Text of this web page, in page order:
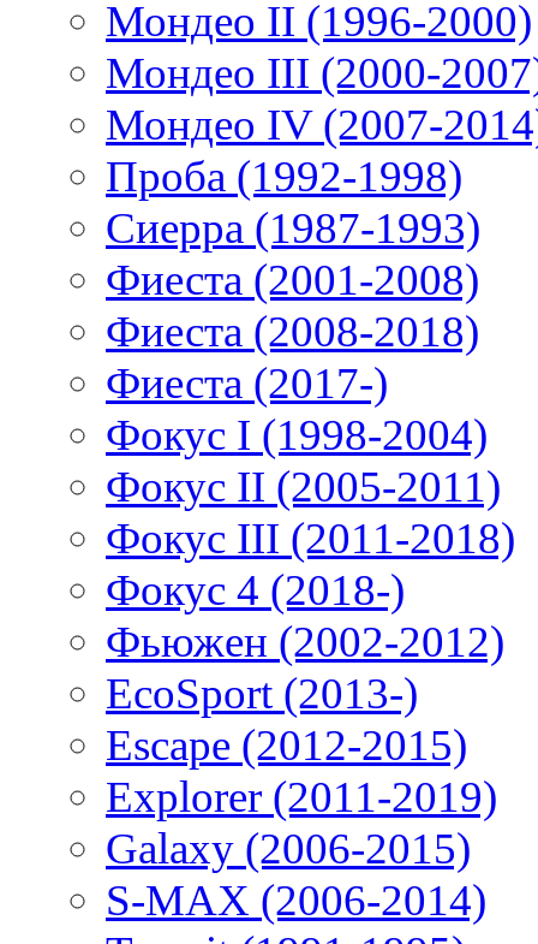
Мондео II (1996-2000)
Мондео III (2000-
Мондео IV (2007-
Проба (1992-1998)
Сиерра (1987-1993)
Фиеста (2001-2008)
Фиеста (2008-2018)
Фиеста (2017-)
Фокус I (1998-2004)
Фокус II (2005-2011)
Фокус III (2011-2018)
Фокус 4 (2018-)
Фьюжен (2002-2012)
EcoSport (2013-)
Escape (2012-2015)
Explorer (2011-2019)
Galaxy (2006-2015)
S-MAX (2006-2014)